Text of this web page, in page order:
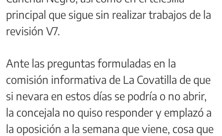
principal que sigue sin realizar trabajos de la
revisión V7.
Ante las preguntas formuladas en la
comisión informativa de La Covatilla de que
si nevara en estos días se podría o no abrir,
la concejala no quiso responder y emplazó a
la oposición a la semana que viene, cosa que